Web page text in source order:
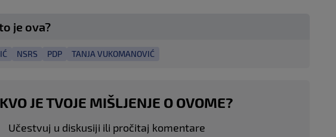
je ova?
NSRS PDP TANJA VUKOMANOVIĆ
JE TVOJE MIŠLJENJE O OVOME?
Učestvuj u diskusiji ili pročitaj komentare